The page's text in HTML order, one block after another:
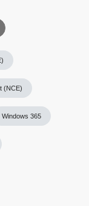
(NCE)
Windows 365